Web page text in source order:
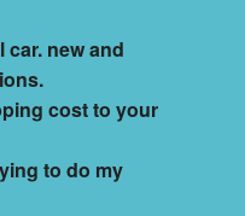
new and
cost to your
to do my